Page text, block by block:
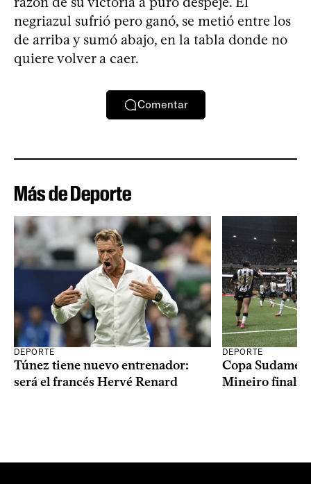
negriazul sufrió pero ganó, se metió entre los
de arriba y sumó abajo, en la tabla donde no
quiere volver a caer.
Comentar
Más de Deporte
DEPORTE
Túnez tiene nuevo entrenador:
será el francés Hervé Renard
DEPORTE
Copa
Mineiro